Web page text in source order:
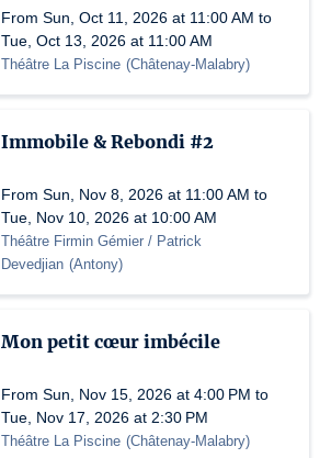
From Sun, Oct 11, 2026 at 11:00 AM to
Tue, Oct 13, 2026 at 11:00 AM
Théâtre La Piscine (Châtenay-Malabry)
Immobile & Rebondi #2
From Sun, Nov 8, 2026 at 11:00 AM to
Tue, Nov 10, 2026 at 10:00 AM
Théâtre Firmin Gémier / Patrick
Devedjian (Antony)
Mon petit cœur imbécile
From Sun, Nov 15, 2026 at 4:00 PM to
Tue, Nov 17, 2026 at 2:30 PM
Théâtre La Piscine (Châtenay-Malabry)